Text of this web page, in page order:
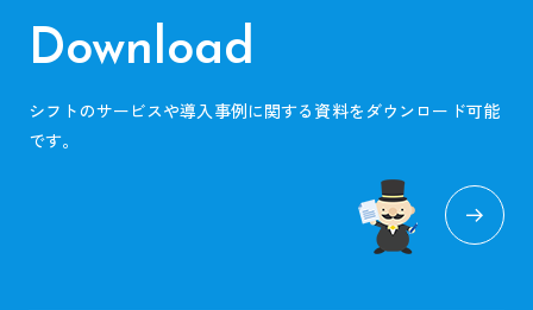
Download
シフトのサービスや導入事例に関する資料をダウンロード可能
です。